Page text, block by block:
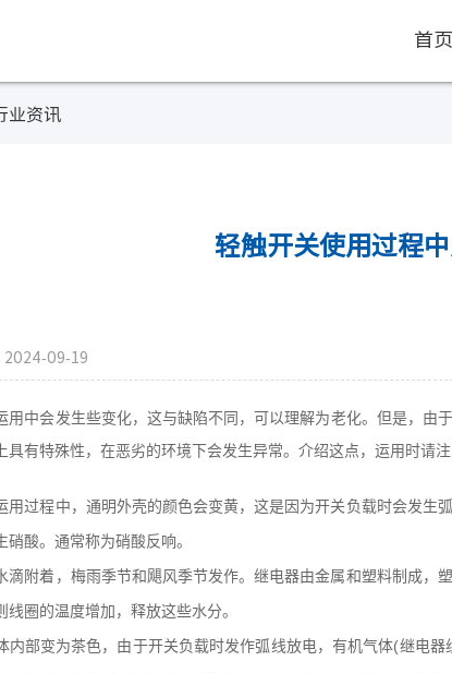
首页
业资讯
轻触开关使用过程
2024-09-19
用中会发生些变化，这与缺陷不同，可以理解为老化。但是，由
具有特殊性，在恶劣的环境下会发生异常。介绍这点，运用时请
用过程中，通明外壳的颜色会变黄，这是因为开关负载时会发
硝酸。通常称为硝酸反响。
滴附着，梅雨季节和飓风季节发作。继电器由金属和塑料制成
线圈的温度增加，释放这些水分。
内部变为茶色，由于开关负载时发作弧线放电，有机气体(继电